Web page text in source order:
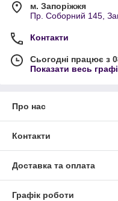
м. Запоріжжя
Пр. Соборний 145,
Контакти
Сьогодні працює з
Показати весь
Про нас
Контакти
Доставка та оплата
Графік роботи